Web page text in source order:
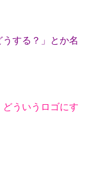
うする？」とか名
ういうロゴにす